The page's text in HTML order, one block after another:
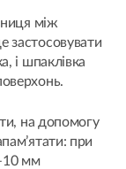
між
застосовувати
і шпаклівка
на допомогу
при
мм